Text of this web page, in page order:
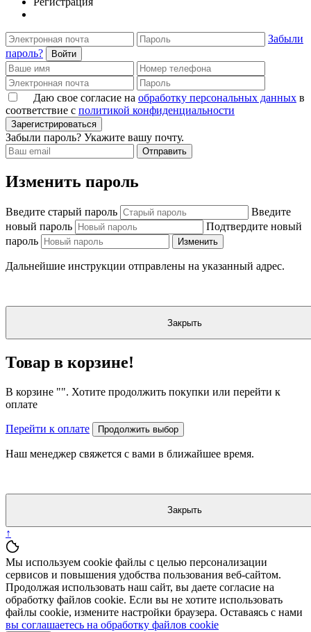
Забыли
пароль?
Войти
Даю свое согласие на обработку персональных данных в
соответствие с политикой конфиденциальности
Зарегистрироваться
Забыли пароль? Укажите вашу почту.
Отправить
Изменить пароль
Введите старый пароль
Введите
новый пароль
Подтвердите новый
пароль
Изменить
Дальнейшие инструкции отправлены на указанный адрес.
Закрыть
Товар в корзине!
В корзине "". Хотите продолжить покупки или перейти к
оплате
Перейти к оплате Продолжить выбор
Наш менеджер свяжется с вами в ближайшее время.
Закрыть
↑
Мы используем cookie файлы с целью персонализации
сервисов и повышения удобства пользования веб-сайтом.
Продолжая использовать наш сайт, вы даете согласие на
обработку файлов cookie. Если вы не хотите использовать
файлы cookie, измените настройки браузера. Оставаясь с нами
вы соглашаетесь на обработку файлов cookie